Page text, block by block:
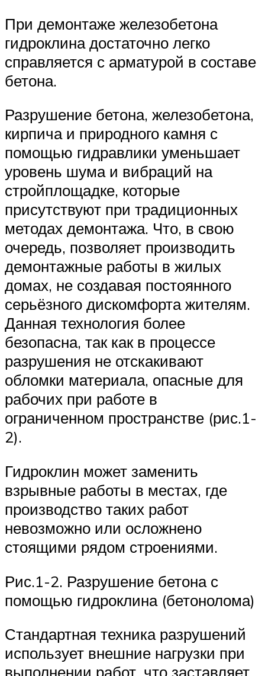
При демонтаже железобетона
гидроклина достаточно легко
справляется с арматурой в составе
бетона.
Разрушение бетона, железобетона,
кирпича и природного камня с
помощью гидравлики уменьшает
уровень шума и вибраций на
стройплощадке, которые
присутствуют при традиционных
методах демонтажа. Что, в свою
очередь, позволяет производить
демонтажные работы в жилых
домах, не создавая постоянного
серьёзного дискомфорта жителям.
Данная технология более
безопасна, так как в процессе
разрушения не отскакивают
обломки материала, опасные для
рабочих при работе в
ограниченном пространстве (рис.1-
2).
Гидроклин может заменить
взрывные работы в местах, где
производство таких работ
невозможно или осложнено
стоящими рядом строениями.
Рис.1-2. Разрушение бетона с
помощью гидроклина (бетонолома)
Стандартная техника разрушений
использует внешние нагрузки при
выполнении работ, что заставляет